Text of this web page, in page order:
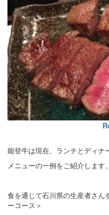
能登牛は現在、ランチとディナ
メニューの一例をご紹介します。
食を通じて石川県の生産者さん
ーコース＞